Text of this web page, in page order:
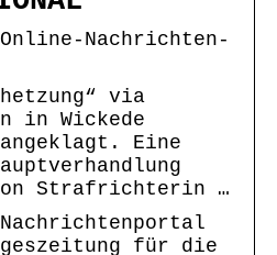
Nachrichten-
via
in Wickede
angeklagt. Eine
Strafrichterin …
für die